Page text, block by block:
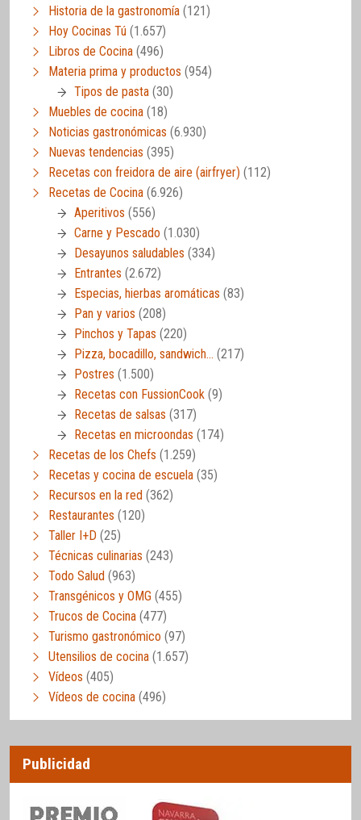
Historia de la gastronomía (121)
Hoy Cocinas Tú (1.657)
Libros de Cocina (496)
Materia prima y productos (954)
Tipos de pasta (30)
Muebles de cocina (18)
Noticias gastronómicas (6.930)
Nuevas tendencias (395)
Recetas con freidora de aire (airfryer) (112)
Recetas de Cocina (6.926)
Aperitivos (556)
Carne y Pescado (1.030)
Desayunos saludables (334)
Entrantes (2.672)
Especias, hierbas aromáticas (83)
Pan y varios (208)
Pinchos y Tapas (220)
Pizza, bocadillo, sandwich… (217)
Postres (1.500)
Recetas con FussionCook (9)
Recetas de salsas (317)
Recetas en microondas (174)
Recetas de los Chefs (1.259)
Recetas y cocina de escuela (35)
Recursos en la red (362)
Restaurantes (120)
Taller I+D (25)
Técnicas culinarias (243)
Todo Salud (963)
Transgénicos y OMG (455)
Trucos de Cocina (477)
Turismo gastronómico (97)
Utensilios de cocina (1.657)
Vídeos (405)
Vídeos de cocina (496)
Publicidad